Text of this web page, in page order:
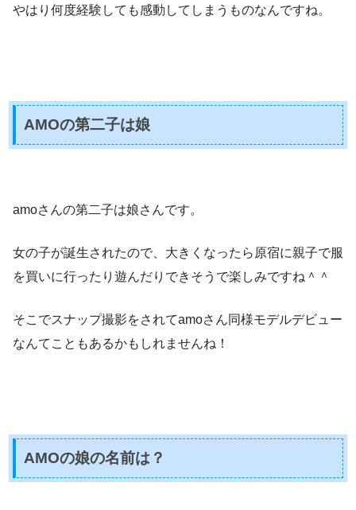
やはり何度経験しても感動してしまうものなんですね。
AMOの第二子は娘
amoさんの第二子は娘さんです。
女の子が誕生されたので、大きくなったら原宿に親子で服
を買いに行ったり遊んだりできそうで楽しみですね＾＾
そこでスナップ撮影をされてamoさん同様モデルデビュー
なんてこともあるかもしれませんね！
AMOの娘の名前は？